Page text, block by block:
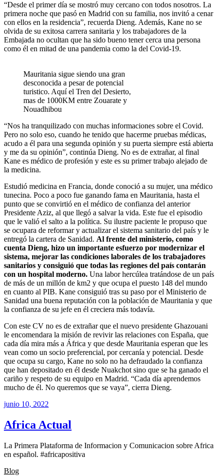
“Desde el primer día se mostró muy cercano con todos nosotros. La
primera noche que pasó en Madrid con su familia, nos invitó a cenar
con ellos en la residencia”, recuerda Dieng. Además, Kane no se
olvida de su exitosa carrera sanitaria y los trabajadores de la
Embajada no ocultan que ha sido bueno tener cerca una persona
como él en mitad de una pandemia como la del Covid-19.
Mauritania sigue siendo una gran
desconocida a pesar de potencial
turistico. Aquí el Tren del Desierto,
mas de 1000KM entre Zouarate y
Nouadhibou
“Nos ha tranquilizado con muchas informaciones sobre el Covid.
Pero no solo eso, cuando he tenido que hacerme pruebas médicas,
acudo a él para una segunda opinión y su puerta siempre está abierta
y me da su opinión”, continúa Dieng. No es de extrañar, al final
Kane es médico de profesión y este es su primer trabajo alejado de
la medicina.
Estudió medicina en Francia, donde conoció a su mujer, una médico
tunecina. Poco a poco fue ganando fama en Mauritania, hasta el
punto que se convirtió en el médico de confianza del anterior
Presidente Aziz, al que llegó a salvar la vida. Este fue el episodio
que le valió el salto a la política. Su ilustre paciente le propuso que
se ocupara de reformar y actualizar el sistema sanitario del país y le
entregó la cartera de Sanidad. Al frente del ministerio, como
cuenta Dieng, hizo un importante esfuerzo por modernizar el
sistema, mejorar las condiciones laborales de los trabajadores
sanitarios y consiguió que todas las regiones del país contarán
con un hospital moderno. Una labor hercúlea tratándose de un país
de más de un millón de km2 y que ocupa el puesto 148 del mundo
en cuanto al PIB. Kane consiguió tras su paso por el Ministerio de
Sanidad una buena reputación con la población de Mauritania y que
la confianza de su jefe en él creciera más todavía.
Con este CV no es de extrañar que el nuevo presidente Ghazouani
le encomendara la misión de revivir las relaciones con España, que
cada día mira más a África y que desde Mauritania esperan que les
vean como un socio preferencial, por cercanía y potencial. Desde
que ocupa su cargo, Kane no solo no ha defraudado la confianza
que han depositado en él desde Nuakchot sino que se ha ganado el
cariño y respeto de su equipo en Madrid. “Cada día aprendemos
mucho de él. No queremos que se vaya”, cierra Dieng.
junio 10, 2022
Africa Actual
La Primera Plataforma de Informacion y Comunicacion sobre Africa
en español. #africapositiva
Blog